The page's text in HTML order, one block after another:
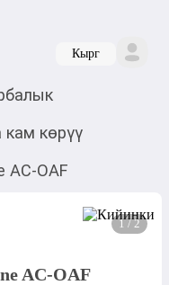
Кырг
кам көрүү
AC-OAF
1 / 2
AC-OAF